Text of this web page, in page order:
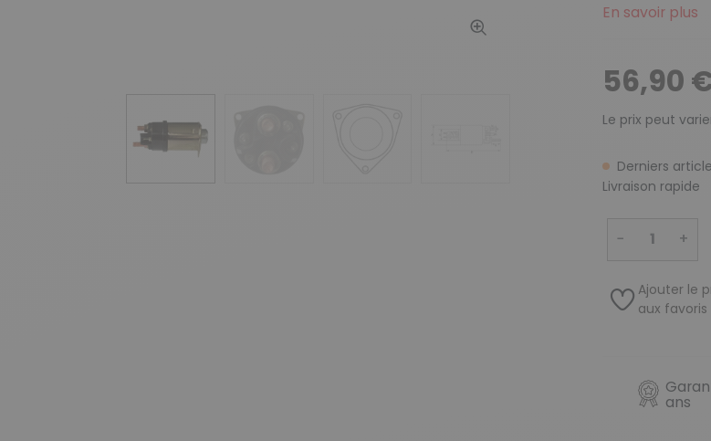
En savoir plus
56,90
Le prix peut
Derniers
Livraison rapide
− +
Ajouter le
aux favoris
ans